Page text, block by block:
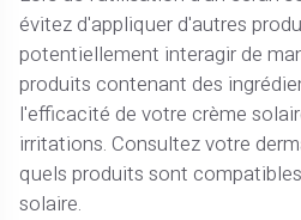
évitez d'appliquer d'autres
potentiellement interagir de
produits contenant des
l'efficacité de votre crème
irritations. Consultez votre
quels produits sont
solaire.